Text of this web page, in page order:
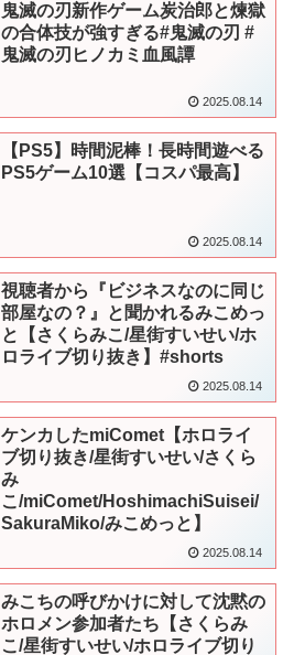
鬼滅の刃新作ゲーム炭治郎と煉獄
の合体技が強すぎる#鬼滅の刃 #
鬼滅の刃ヒノカミ血風譚
2025.08.14
【PS5】時間泥棒！長時間遊べる
PS5ゲーム10選【コスパ最高】
2025.08.14
視聴者から『ビジネスなのに同じ
部屋なの？』と聞かれるみこめっ
と【さくらみこ/星街すいせい/ホ
ロライブ切り抜き】#shorts
2025.08.14
ケンカしたmiComet【ホロライ
ブ切り抜き/星街すいせい/さくら
み
こ/miComet/HoshimachiSuisei/
SakuraMiko/みこめっと】
2025.08.14
みこちの呼びかけに対して沈黙の
ホロメン参加者たち【さくらみ
こ/星街すいせい/ホロライブ切り